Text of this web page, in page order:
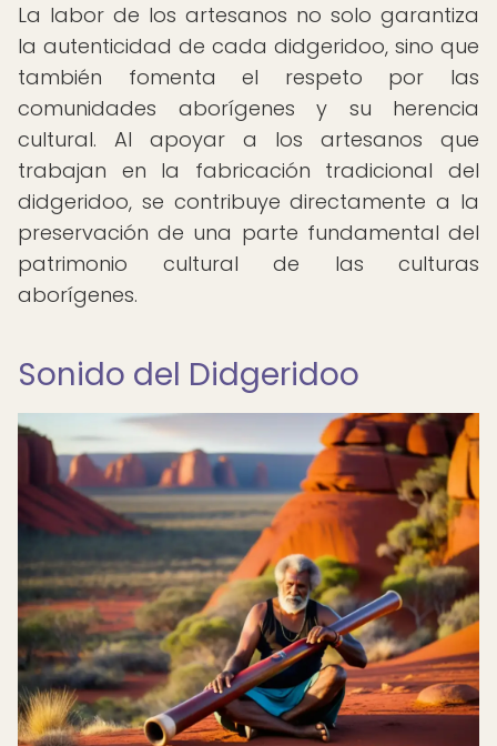
La labor de los artesanos no solo garantiza
la autenticidad de cada didgeridoo, sino que
también fomenta el respeto por las
comunidades aborígenes y su herencia
cultural. Al apoyar a los artesanos que
trabajan en la fabricación tradicional del
didgeridoo, se contribuye directamente a la
preservación de una parte fundamental del
patrimonio cultural de las culturas
aborígenes.
Sonido del Didgeridoo